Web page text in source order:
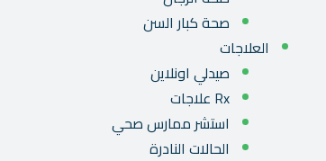
صحة كبار السن
العلاجات
صيدلي اونلاين
Rx علاجات
استشر ممارس صحي
الحالات النادرة